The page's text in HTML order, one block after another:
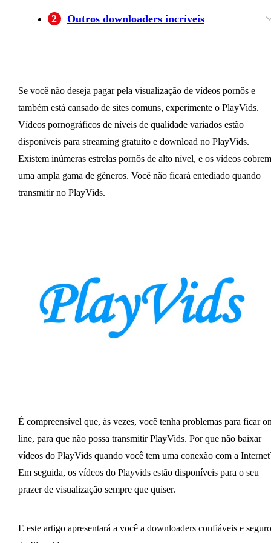
2 Outros downloaders incríveis
Se você não deseja pagar pela visualização de vídeos pornôs e
também está cansado de sites comuns, experimente o PlayVids.
Vídeos pornográficos de níveis de qualidade variados estão
disponíveis para streaming gratuito e download no PlayVids.
Existem inúmeras estrelas pornôs de alto nível, e os vídeos cobrem
uma ampla gama de gêneros. Você não ficará entediado quando
transmitir no PlayVids.
É compreensível que, às vezes, você tenha problemas para ficar
line, para que não possa transmitir PlayVids. Por que não baixar
vídeos do PlayVids quando você tem uma conexão com a
Em seguida, os vídeos do Playvids estão disponíveis para o seu
prazer de visualização sempre que quiser.
E este artigo apresentará a você a downloaders confiáveis ​​e